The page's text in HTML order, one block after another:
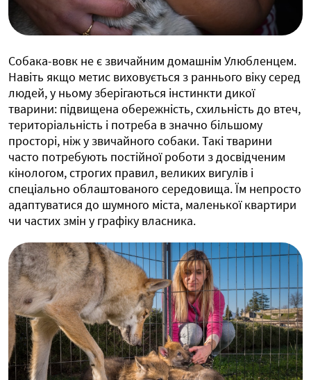
Собака-вовк не є звичайним домашнім Улюбленцем.
Навіть якщо метис виховується з раннього віку серед
людей, у ньому зберігаються інстинкти дикої
тварини: підвищена обережність, схильність до втеч,
територіальність і потреба в значно більшому
просторі, ніж у звичайного собаки. Такі тварини
часто потребують постійної роботи з досвідченим
кінологом, строгих правил, великих вигулів і
спеціально облаштованого середовища. Їм непросто
адаптуватися до шумного міста, маленької квартири
чи частих змін у графіку власника.